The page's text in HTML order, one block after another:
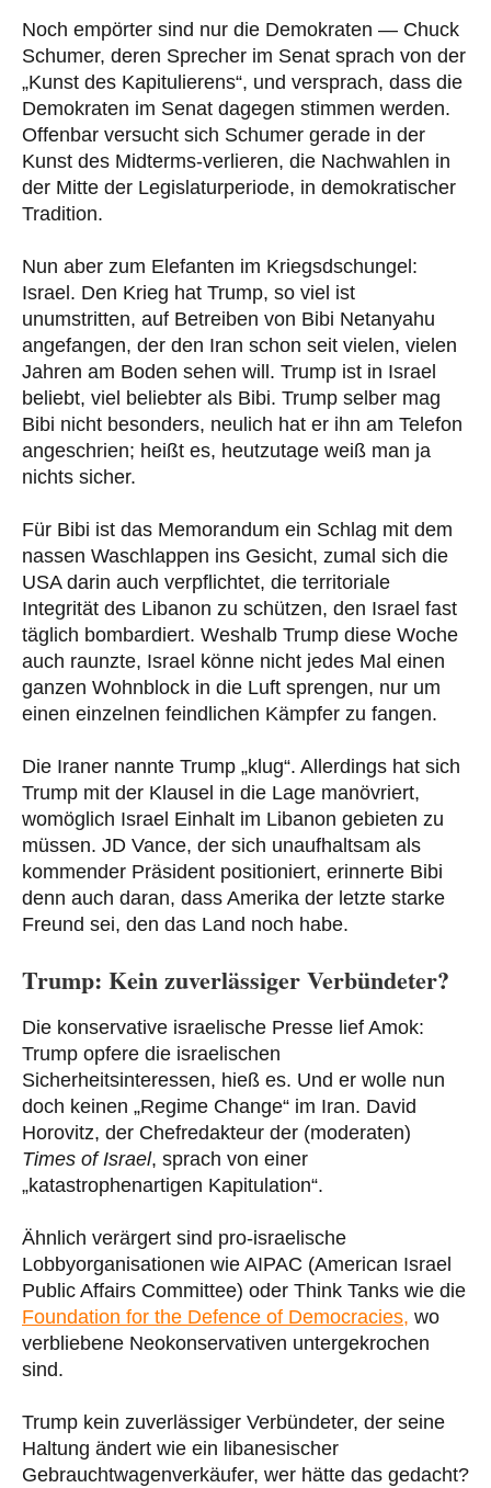
Noch empörter sind nur die Demokraten — Chuck
Schumer, deren Sprecher im Senat sprach von der
„Kunst des Kapitulierens“, und versprach, dass die
Demokraten im Senat dagegen stimmen werden.
Offenbar versucht sich Schumer gerade in der
Kunst des Midterms-verlieren, die Nachwahlen in
der Mitte der Legislaturperiode, in demokratischer
Tradition.
Nun aber zum Elefanten im Kriegsdschungel:
Israel. Den Krieg hat Trump, so viel ist
unumstritten, auf Betreiben von Bibi Netanyahu
angefangen, der den Iran schon seit vielen, vielen
Jahren am Boden sehen will. Trump ist in Israel
beliebt, viel beliebter als Bibi. Trump selber mag
Bibi nicht besonders, neulich hat er ihn am Telefon
angeschrien; heißt es, heutzutage weiß man ja
nichts sicher.
Für Bibi ist das Memorandum ein Schlag mit dem
nassen Waschlappen ins Gesicht, zumal sich die
USA darin auch verpflichtet, die territoriale
Integrität des Libanon zu schützen, den Israel fast
täglich bombardiert. Weshalb Trump diese Woche
auch raunzte, Israel könne nicht jedes Mal einen
ganzen Wohnblock in die Luft sprengen, nur um
einen einzelnen feindlichen Kämpfer zu fangen.
Die Iraner nannte Trump „klug“. Allerdings hat sich
Trump mit der Klausel in die Lage manövriert,
womöglich Israel Einhalt im Libanon gebieten zu
müssen. JD Vance, der sich unaufhaltsam als
kommender Präsident positioniert, erinnerte Bibi
denn auch daran, dass Amerika der letzte starke
Freund sei, den das Land noch habe.
Trump: Kein zuverlässiger Verbündeter?
Die konservative israelische Presse lief Amok:
Trump opfere die israelischen
Sicherheitsinteressen, hieß es. Und er wolle nun
doch keinen „Regime Change“ im Iran. David
Horovitz, der Chefredakteur der (moderaten)
Times of Israel, sprach von einer
„katastrophenartigen Kapitulation“.
Ähnlich verärgert sind pro-israelische
Lobbyorganisationen wie AIPAC (American Israel
Public Affairs Committee) oder Think Tanks wie die
Foundation for the Defence of Democracies, wo
verbliebene Neokonservativen untergekrochen
sind.
Trump kein zuverlässiger Verbündeter, der seine
Haltung ändert wie ein libanesischer
Gebrauchtwagenverkäufer, wer hätte das gedacht?